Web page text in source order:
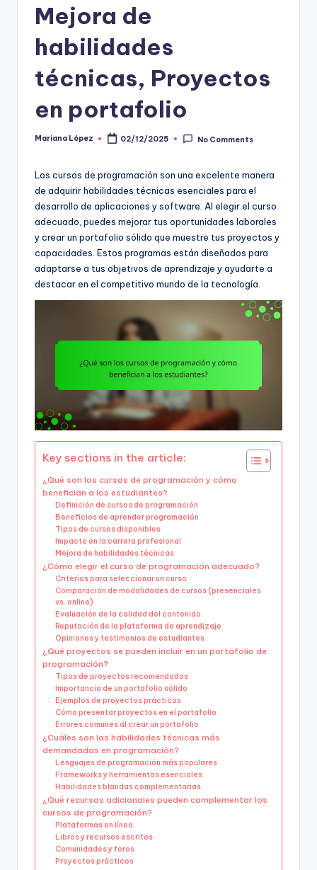
Mejora de
habilidades
técnicas, Proyectos
en portafolio
Posted
Mariana López 02/12/2025 No Comments
Los cursos de programación son una excelente manera
de adquirir habilidades técnicas esenciales para el
desarrollo de aplicaciones y software. Al elegir el curso
adecuado, puedes mejorar tus oportunidades laborales
y crear un portafolio sólido que muestre tus proyectos y
capacidades. Estos programas están diseñados para
adaptarse a tus objetivos de aprendizaje y ayudarte a
destacar en el competitivo mundo de la tecnología.
Key sections in the article:
¿Qué son los cursos de programación y cómo
benefician a los estudiantes?
Definición de cursos de programación
Beneficios de aprender programación
Tipos de cursos disponibles
Impacto en la carrera profesional
Mejora de habilidades técnicas
¿Cómo elegir el curso de programación adecuado?
Criterios para seleccionar un curso
Comparación de modalidades de cursos (presenciales
vs. online)
Evaluación de la calidad del contenido
Reputación de la plataforma de aprendizaje
Opiniones y testimonios de estudiantes
¿Qué proyectos se pueden incluir en un portafolio de
programación?
Tipos de proyectos recomendados
Importancia de un portafolio sólido
Ejemplos de proyectos prácticos
Cómo presentar proyectos en el portafolio
Errores comunes al crear un portafolio
¿Cuáles son las habilidades técnicas más
demandadas en programación?
Lenguajes de programación más populares
Frameworks y herramientas esenciales
Habilidades blandas complementarias
¿Qué recursos adicionales pueden complementar los
cursos de programación?
Plataformas en línea
Libros y recursos escritos
Comunidades y foros
Proyectos prácticos